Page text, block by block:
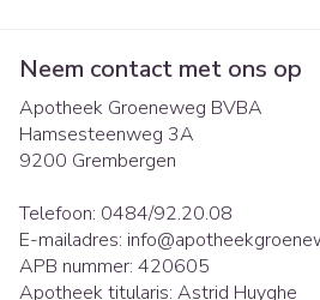
Neem contact met ons op
Apotheek Groeneweg BVBA
Hamsesteenweg 3A
9200 Grembergen
Telefoon: 0484/92.20.08
E-mailadres: info@
APB nummer: 420605
Apotheek titularis: Astrid Huyghe